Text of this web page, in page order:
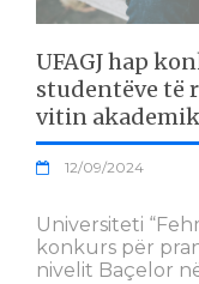
UFAGJ hap
studentëve të
vitin
12/09/2024
Universiteti
konkurs për
nivelit Baçelor